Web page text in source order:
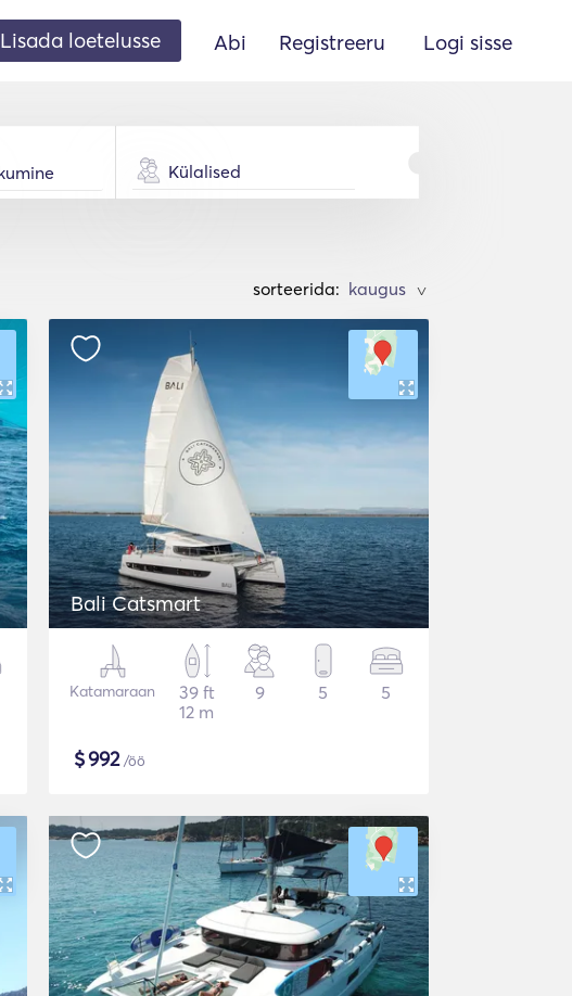
Lisada loetelusse Abi Registreeru Logi sisse
Külalised
sorteerida: >
Bali Catsmart
Katamaraan
39 ft
12 m
9 5 5
$992/öö